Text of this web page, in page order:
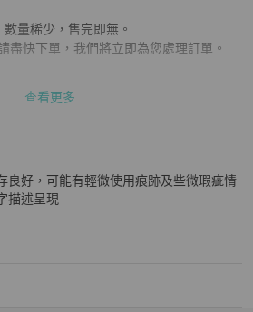
量稀少，售完即無。
盡快下單，我們將立即為您處理訂單。
隨時私訊洽詢！
後恕不接受退換貨，敬請理解。
查看更多
節
良好，可能有輕微使用痕跡及些微瑕疵情
描述呈現